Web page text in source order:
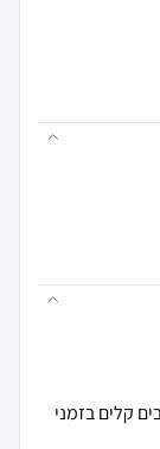
קלים בזמני